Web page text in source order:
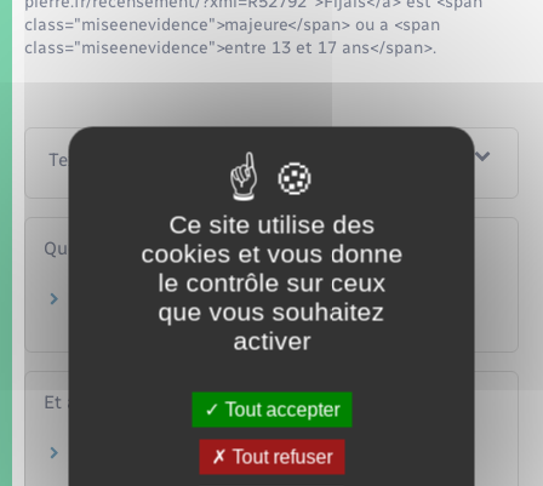
class="miseenevidence">majeure</span> ou a <span
class="miseenevidence">entre 13 et 17 ans</span>.
Textes de référence
Questions ? Réponses !
Comment un détenu est-il suivi après sa sortie
de prison ?
Et aussi
Fichiers judiciaires et de police judiciaire
Papiers – Citoyenneté – Élections
Ce site utilise des
cookies et vous donne
le contrôle sur ceux
que vous souhaitez
activer
Tout accepter
Tout refuser